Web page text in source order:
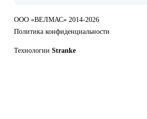
ООО «ВЕЛМАС» 2014-2026
Политика конфиденциальности
Технологии Stranke